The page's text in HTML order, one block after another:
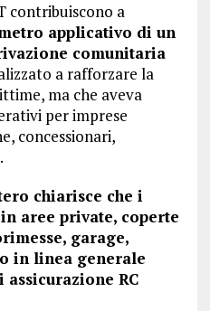
contribuiscono a
applicativo di un
comunitaria
a rafforzare la
ma che aveva
per imprese
concessionari,
chiarisce che i
aree private, coperte
garage,
in linea generale
RC